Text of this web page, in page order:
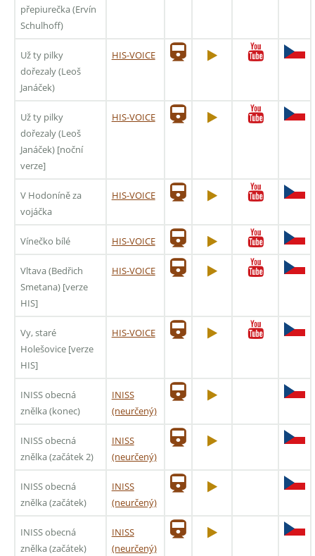
přepiurečka (Ervín
Schulhoff)
Už ty pilky
dořezaly (Leoš
Janáček)
HIS-VOICE
Už ty pilky
dořezaly (Leoš
Janáček) [noční
verze]
HIS-VOICE
V Hodoníně za
vojáčka
HIS-VOICE
Vínečko bílé HIS-VOICE
Vltava (Bedřich
Smetana) [verze
HIS]
HIS-VOICE
Vy, staré
Holešovice [verze
HIS]
HIS-VOICE
INISS obecná
znělka (konec)
INISS
(neurčený)
INISS obecná
znělka (začátek 2)
INISS
(neurčený)
INISS obecná
znělka (začátek)
INISS
(neurčený)
INISS obecná
znělka (začátek)
INISS
(neurčený)